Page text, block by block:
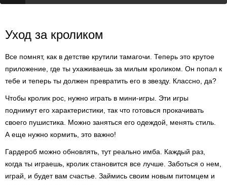
Уход за кроликом
Все помнят, как в детстве крутили тамагочи. Теперь это крутое
приложение, где ты ухаживаешь за милым кроликом. Он попал к
тебе и теперь ты должен превратить его в звезду. Классно, да?
Чтобы кролик рос, нужно играть в мини-игры. Эти игры
поднимут его характеристики, так что готовься прокачивать
своего пушистика. Можно заняться его одеждой, менять стиль.
А еще нужно кормить, это важно!
Гардероб можно обновлять, тут реально имба. Каждый раз,
когда ты играешь, кролик становится все лучше. Заботься о нем,
играй, и будет вам счастье. Займись своим новым питомцем и